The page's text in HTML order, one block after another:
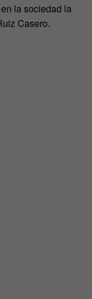
la sociedad la
Casero.